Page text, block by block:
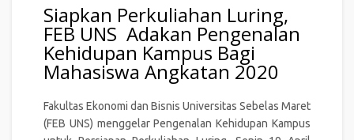
Siapkan Perkuliahan Luring,
FEB UNS Adakan Pengenalan
Kehidupan Kampus Bagi
Mahasiswa Angkatan 2020
Fakultas Ekonomi dan Bisnis Universitas Sebelas Maret
(FEB UNS) menggelar Pengenalan Kehidupan Kampus